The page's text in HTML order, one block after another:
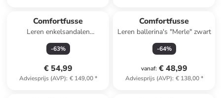
Comfortfusse
Leren enkelsandalen
donkerblauw
-63%
€ 54,99
Adviesprijs (AVP): € 149,00*
Comfortfusse
Leren ballerina's "Merle" zwart
-64%
vanaf: € 48,99
Adviesprijs (AVP): € 138,00*